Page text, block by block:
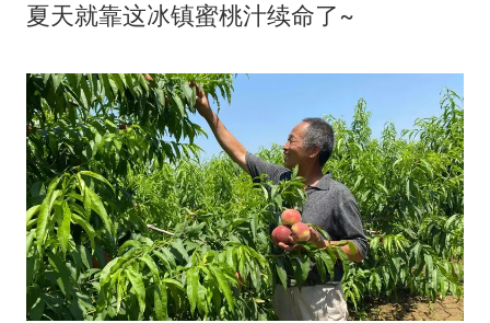
夏天就靠这冰镇蜜桃汁续命了~